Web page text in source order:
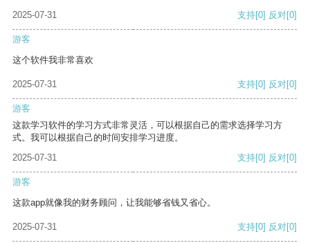
2025-07-31 支持[0] 反对[0]
游客
这个软件我非常喜欢
2025-07-31 支持[0] 反对[0]
游客
这款学习软件的学习方式非常灵活，可以根据自己的需求选择学习方
式。我可以根据自己的时间安排学习进度。
2025-07-31
支持[0] 反对[0]
游客
这款app就像我的财务顾问，让我能够省钱又省心。
2025-07-31 支持[0] 反对[0]